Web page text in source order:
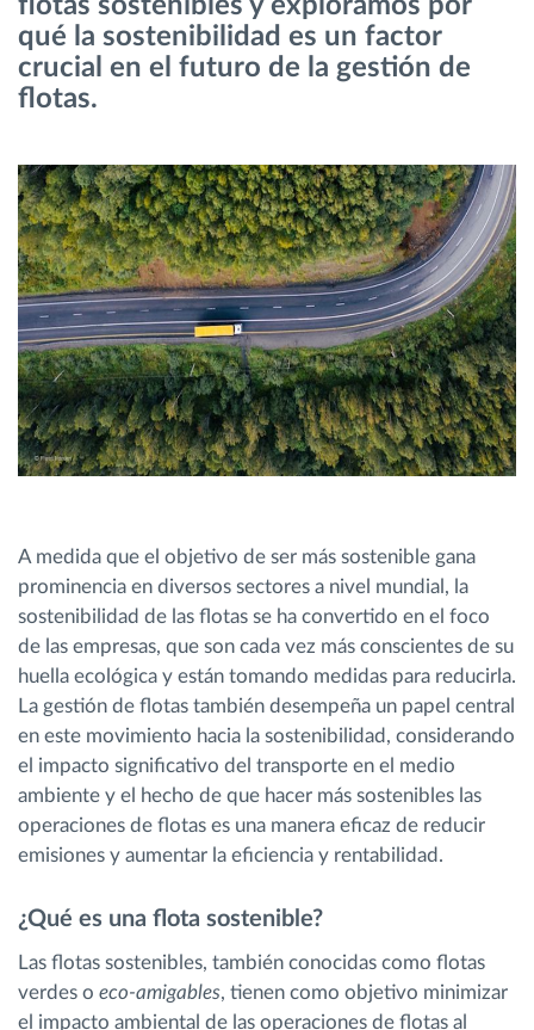
Planificación y seguimiento de rutas
Descubrir todas las características
¿Cómo podemos ayudar en el control de la
actividad de su flota?
Calculadora de ahorro
qué la sostenibilidad es un factor
crucial en el futuro de la gestión de
flotas.
A medida que el objetivo de ser más sostenible gana
prominencia en diversos sectores a nivel mundial, la
sostenibilidad de las flotas se ha convertido en el foco
de las empresas, que son cada vez más conscientes de su
huella ecológica y están tomando medidas para reducirla.
La gestión de flotas también desempeña un papel central
en este movimiento hacia la sostenibilidad, considerando
el impacto significativo del transporte en el medio
ambiente y el hecho de que hacer más sostenibles las
operaciones de flotas es una manera eficaz de reducir
emisiones y aumentar la eficiencia y rentabilidad.
¿Qué es una flota sostenible?
Las flotas sostenibles, también conocidas como flotas
verdes o eco-amigables, tienen como objetivo minimizar
el impacto ambiental de las operaciones de flotas al